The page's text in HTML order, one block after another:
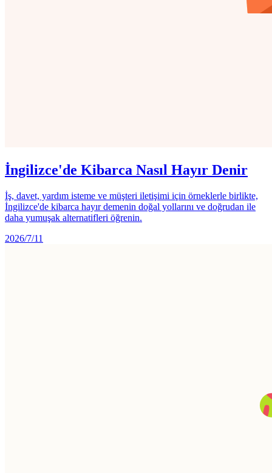
İngilizce'de Kibarca Nasıl Hayır Denir
İş, davet, yardım isteme ve müşteri iletişimi için örneklerle birlikte,
İngilizce'de kibarca hayır demenin doğal yollarını ve doğrudan ile
daha yumuşak alternatifleri öğrenin.
2026/7/11